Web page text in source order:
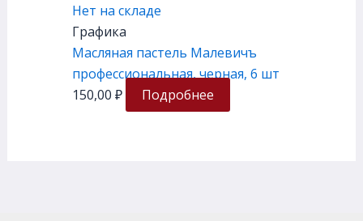
Нет на складе
Графика
Масляная пастель Малевичъ
профессиональная, черная, 6 шт
150,00 ₽ Подробнее